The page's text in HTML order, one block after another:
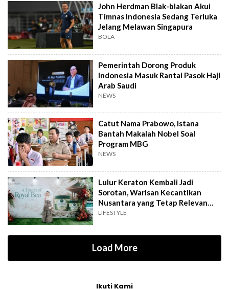
John Herdman Blak-blakan Akui
Timnas Indonesia Sedang Terluka
Jelang Melawan Singapura
BOLA
Pemerintah Dorong Produk
Indonesia Masuk Rantai Pasok Haji
Arab Saudi
NEWS
Catut Nama Prabowo, Istana
Bantah Makalah Nobel Soal
Program MBG
NEWS
Lulur Keraton Kembali Jadi
Sorotan, Warisan Kecantikan
Nusantara yang Tetap Relevan
hingga Kini
LIFESTYLE
Load More
Ikuti Kami